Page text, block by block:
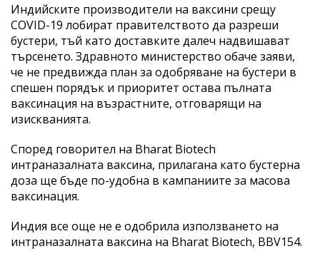
Индийските производители на ваксини срещу
COVID-19 лобират правителството да разреши
бустери, тъй като доставките далеч надвишават
търсенето. Здравното министерство обаче заяви,
че не предвижда план за одобряване на бустери в
спешен порядък и приоритет остава пълната
ваксинация на възрастните, отговарящи на
изискванията.
Според говорител на Bharat Biotech
интраназалната ваксина, прилагана като бустерна
доза ще бъде по-удобна в кампаниите за масова
ваксинация.
Индия все още не е одобрила използването на
интраназалната ваксина на Bharat Biotech, BBV154.